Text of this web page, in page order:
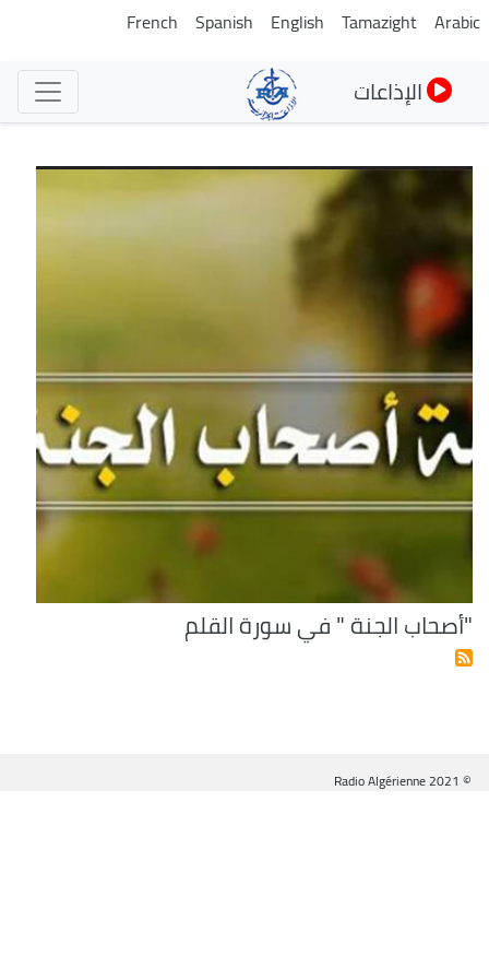
تجاوز
Arabic
Tamazight
English
Spanish
French
الإذاعات
"أصحاب الجنة " في سورة القلم
© Radio Algérienne 2021